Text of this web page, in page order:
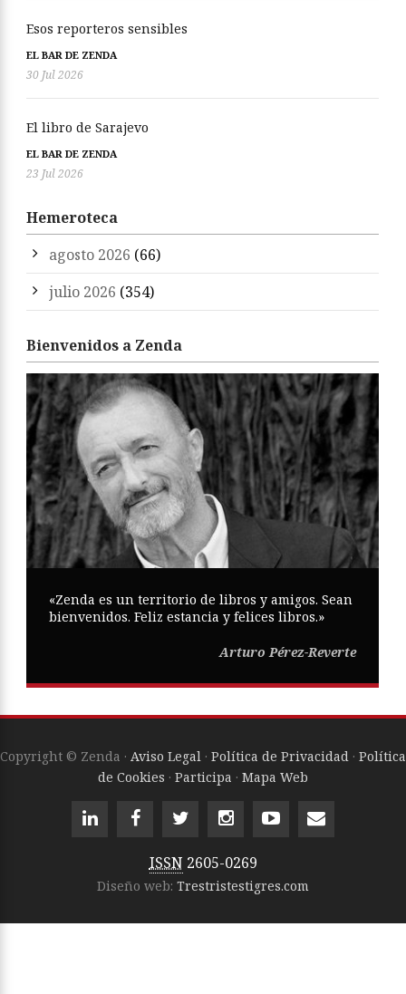
Esos reporteros sensibles
EL BAR DE ZENDA
30 Jul 2026
El libro de Sarajevo
EL BAR DE ZENDA
23 Jul 2026
Hemeroteca
agosto 2026 (66)
julio 2026 (354)
Bienvenidos a Zenda
«Zenda es un territorio de libros y amigos. Sean
bienvenidos. Feliz estancia y felices libros.»
Arturo Pérez-Reverte
Copyright © Zenda · Aviso Legal · Política de Privacidad · Política
de Cookies · Participa · Mapa Web
ISSN 2605-0269
Diseño web: Trestristestigres.com